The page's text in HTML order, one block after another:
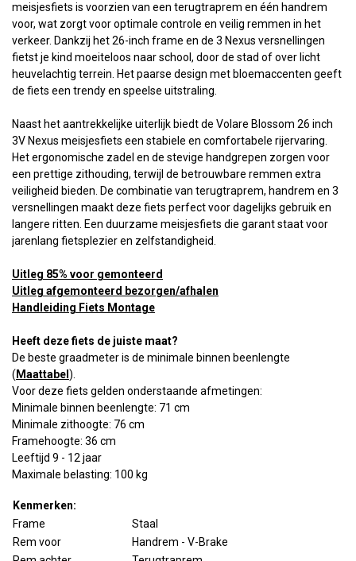
meisjesfiets is voorzien van een terugtraprem en één handrem
voor, wat zorgt voor optimale controle en veilig remmen in het
verkeer. Dankzij het 26-inch frame en de 3 Nexus versnellingen
fietst je kind moeiteloos naar school, door de stad of over licht
heuvelachtig terrein. Het paarse design met bloemaccenten geeft
de fiets een trendy en speelse uitstraling.
Naast het aantrekkelijke uiterlijk biedt de Volare Blossom 26 inch
3V Nexus meisjesfiets een stabiele en comfortabele rijervaring.
Het ergonomische zadel en de stevige handgrepen zorgen voor
een prettige zithouding, terwijl de betrouwbare remmen extra
veiligheid bieden. De combinatie van terugtraprem, handrem en 3
versnellingen maakt deze fiets perfect voor dagelijks gebruik en
langere ritten. Een duurzame meisjesfiets die garant staat voor
jarenlang fietsplezier en zelfstandigheid.
Uitleg 85% voor gemonteerd
Uitleg afgemonteerd bezorgen/afhalen
Handleiding Fiets Montage
Heeft deze fiets de juiste maat?
De beste graadmeter is de minimale binnen beenlengte
( Maattabel ).
Voor deze fiets gelden onderstaande afmetingen:
Minimale binnen beenlengte: 71 cm
Minimale zithoogte: 76 cm
Framehoogte: 36 cm
Leeftijd 9 - 12 jaar
Maximale belasting: 100 kg
Kenmerken:
Frame
Staal
Rem voor
Handrem - V-Brake